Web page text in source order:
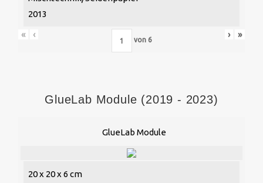
2013
« ‹
von 6
› »
GlueLab Module (2019 - 2023)
GlueLab Module
20 x 20 x 6 cm